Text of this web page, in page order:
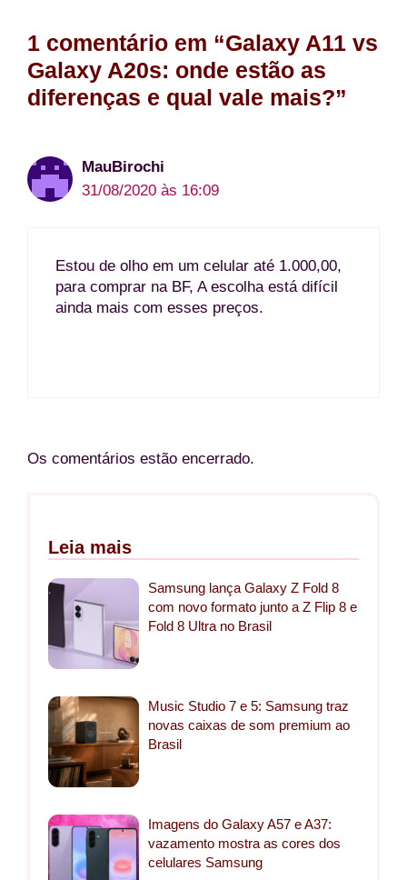
1 comentário em “Galaxy A11 vs
Galaxy A20s: onde estão as
diferenças e qual vale mais?”
MauBirochi
31/08/2020 às 16:09
Estou de olho em um celular até 1.000,00,
para comprar na BF, A escolha está difícil
ainda mais com esses preços.
Os comentários estão encerrado.
Leia mais
Samsung lança Galaxy Z Fold 8
com novo formato junto a Z Flip 8 e
Fold 8 Ultra no Brasil
Music Studio 7 e 5: Samsung traz
novas caixas de som premium ao
Brasil
Imagens do Galaxy A57 e A37:
vazamento mostra as cores dos
celulares Samsung